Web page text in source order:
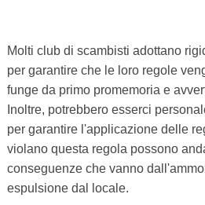
Molti club di scambisti adottano
per garantire che le loro regole
funge da primo promemoria e
Inoltre, potrebbero esserci
per garantire l'applicazione delle
violano questa regola possono
conseguenze che vanno
espulsione dal locale.